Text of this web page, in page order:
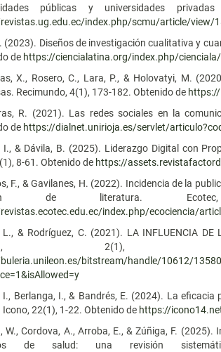
públicas y universidades
index.php/scmu/article/view/
(2023). Diseños de investigación cualitativa y
de https://ciencialatina.org/index.php/
X., Rosero, C., Lara, P., & Holovatyi, M.
Recimundo, 4(1), 173-182. Obtenido de
R. (2021). Las redes sociales en la
de https://dialnet.unirioja.es/servlet/
I., & Dávila, B. (2025). Liderazgo Digital con
8-61. Obtenido de https://
F., & Gavilanes, H. (2022). Incidencia de la
de literatura.
index.php/ecociencia/
L., & Rodríguez, C. (2021). LA INFLUENCIA DE
2(1),
bitstream/handle/10612/
I., Berlanga, I., & Bandrés, E. (2024). La
Icono, 22(1), 1-22. Obtenido de https://
W., Cordova, A., Arroba, E., & Zúñiga, F.
de salud: una revisión